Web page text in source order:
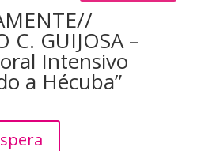
C. GUIJOSA –
Intensivo
a Hécuba”